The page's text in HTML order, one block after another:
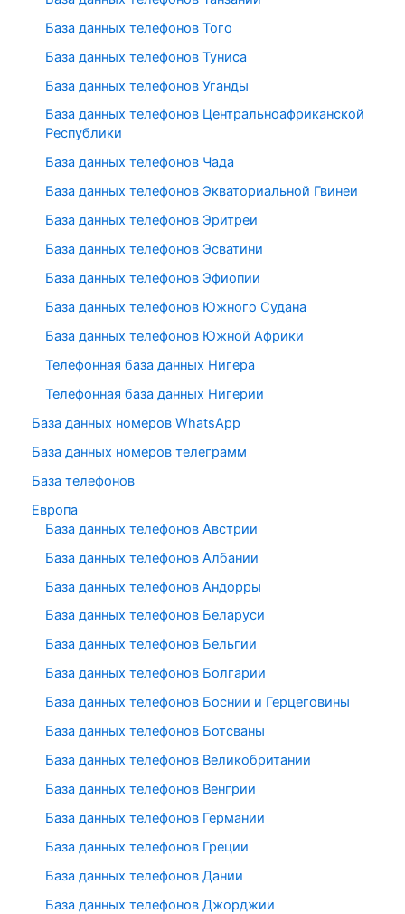
База данных телефонов Того
База данных телефонов Туниса
База данных телефонов Уганды
База данных телефонов Центральноафриканской
Республики
База данных телефонов Чада
База данных телефонов Экваториальной Гвинеи
База данных телефонов Эритреи
База данных телефонов Эсватини
База данных телефонов Эфиопии
База данных телефонов Южного Судана
База данных телефонов Южной Африки
Телефонная база данных Нигера
Телефонная база данных Нигерии
База данных номеров WhatsApp
База данных номеров телеграмм
База телефонов
Европа
База данных телефонов Австрии
База данных телефонов Албании
База данных телефонов Андорры
База данных телефонов Беларуси
База данных телефонов Бельгии
База данных телефонов Болгарии
База данных телефонов Боснии и Герцеговины
База данных телефонов Ботсваны
База данных телефонов Великобритании
База данных телефонов Венгрии
База данных телефонов Германии
База данных телефонов Греции
База данных телефонов Дании
База данных телефонов Джорджии